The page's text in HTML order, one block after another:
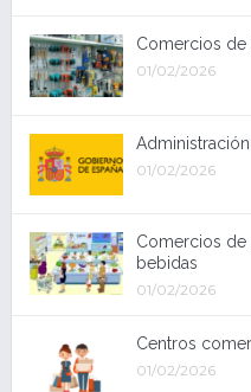
Comercios
01/02/2026
01/02/2026
Comercios
bebidas
01/02/2026
Centros
01/02/2026